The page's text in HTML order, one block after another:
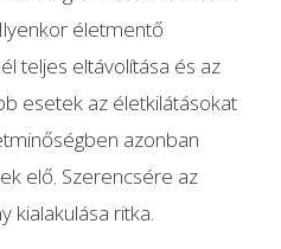
életmentő
teljes eltávolítása és az
esetek az életkilátásokat
azonban
elő. Szerencsére az
kialakulása ritka.